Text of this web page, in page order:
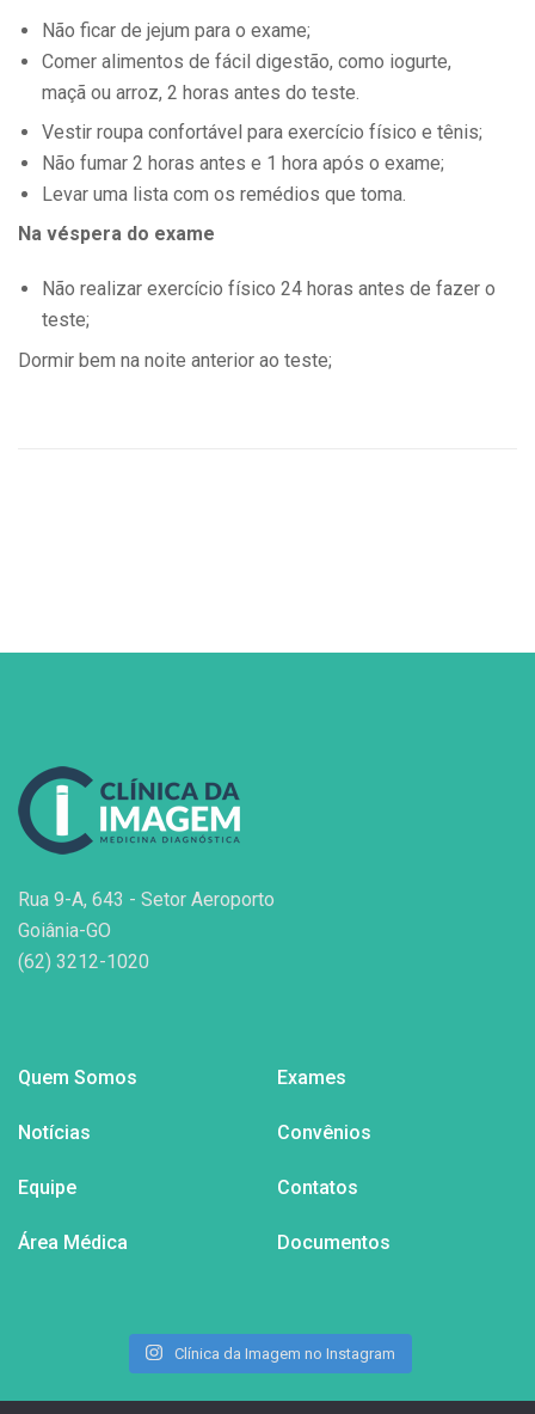
Não ficar de jejum para o exame;
Comer alimentos de fácil digestão, como iogurte,
maçã ou arroz, 2 horas antes do teste.
Vestir roupa confortável para exercício físico e tênis;
Não fumar 2 horas antes e 1 hora após o exame;
Levar uma lista com os remédios que toma.
Na véspera do exame
Não realizar exercício físico 24 horas antes de fazer o
teste;
Dormir bem na noite anterior ao teste;
Rua 9-A, 643 - Setor Aeroporto
Goiânia-GO
(62) 3212-1020
Quem Somos Exames
Notícias Convênios
Equipe Contatos
Área Médica Documentos
Clínica da Imagem no Instagram